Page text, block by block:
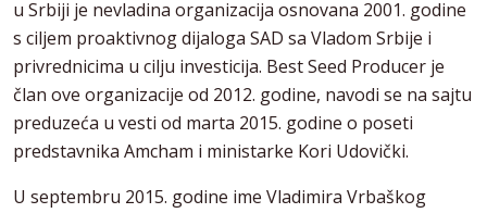
u Srbiji je nevladina organizacija osnovana 2001. godine
s ciljem proaktivnog dijaloga SAD sa Vladom Srbije i
privrednicima u cilju investicija. Best Seed Producer je
član ove organizacije od 2012. godine, navodi se na sajtu
preduzeća u vesti od marta 2015. godine o poseti
predstavnika Amcham i ministarke Kori Udovički.
U septembru 2015. godine ime Vladimira Vrbaškog